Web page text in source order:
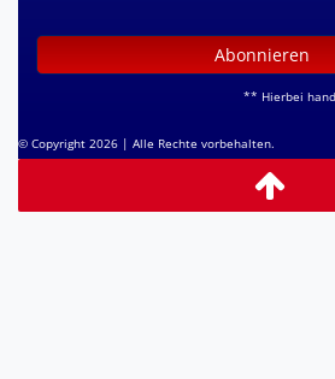
Abonnieren
** Hierbei
© Copyright 2026 | Alle Rechte vorbehalten.